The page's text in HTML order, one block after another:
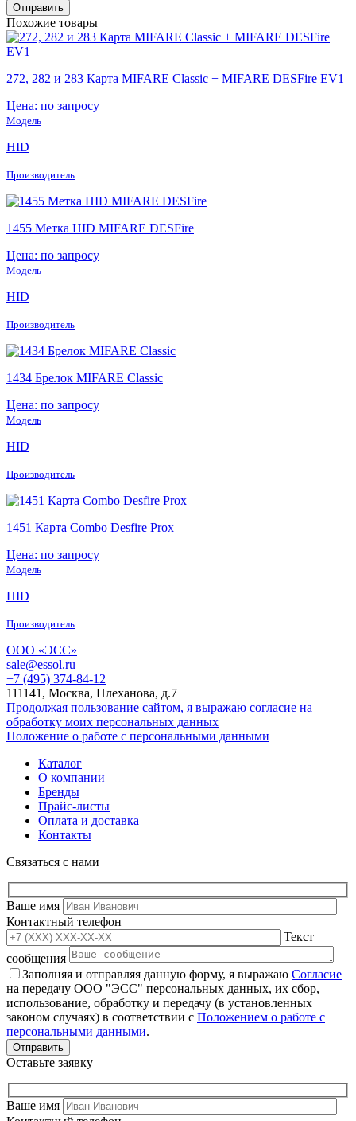
Похожие товары
272, 282 и 283 Карта MIFARE Classic + MIFARE DESFire EV1
Цена: по запросу
Модель
HID
Производитель
1455 Метка HID MIFARE DESFire
Цена: по запросу
Модель
HID
Производитель
1434 Брелок MIFARE Classic
Цена: по запросу
Модель
HID
Производитель
1451 Карта Combo Desfire Prox
Цена: по запросу
Модель
HID
Производитель
ООО «ЭСС»
sale@essol.ru
+7 (495) 374-84-12
111141, Москва, Плеханова, д.7
Продолжая пользование сайтом, я выражаю согласие на
обработку моих персональных данных
Положение о работе с персональными данными
Каталог
О компании
Бренды
Прайс-листы
Оплата и доставка
Контакты
Связаться с нами
Ваше имя
Контактный телефон
Текст
сообщения
Заполняя и отправляя данную форму, я выражаю Согласие
на передачу ООО "ЭСС" персональных данных, их сбор,
использование, обработку и передачу (в установленных
законом случаях) в соответствии с Положением о работе с
персональными данными.
Оставьте заявку
Ваше имя